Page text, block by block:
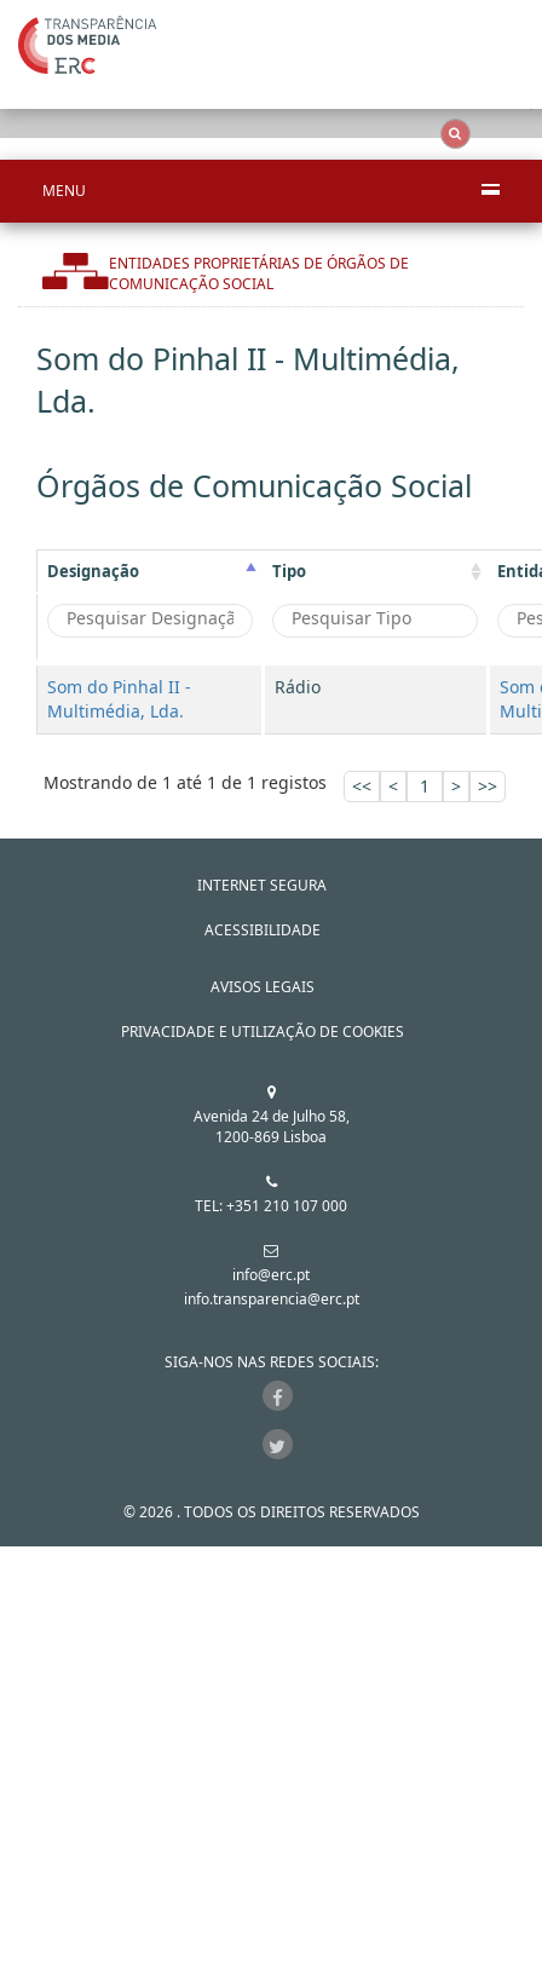
MENU
ENTIDADES PROPRIETÁRIAS DE ÓRGÃOS DE
COMUNICAÇÃO SOCIAL
Som do Pinhal II - Multimédia,
Lda.
Órgãos de Comunicação Social
Designação Tipo
Som do Pinhal II -
Multimédia, Lda.
Rádio
Som
Mostrando de 1 até 1 de 1 registos << < 1 > >>
INTERNET SEGURA
ACESSIBILIDADE
AVISOS LEGAIS
PRIVACIDADE E UTILIZAÇÃO DE COOKIES
Avenida 24 de Julho 58,
1200-869 Lisboa
TEL: +351 210 107 000
info@erc.pt
info.transparencia@erc.pt
SIGA-NOS NAS REDES SOCIAIS:
© 2026 . TODOS OS DIREITOS RESERVADOS